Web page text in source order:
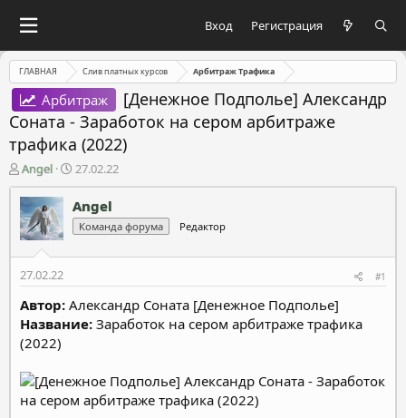
Вход Регистрация
ГЛАВНАЯ Слив платных курсов Арбитраж Трафика
Арбитраж
[Денежное Подполье] Александр
Соната - Заработок на сером арбитраже
трафика (2022)
А
в
т
о
р
м
ы
Angel
Д
а
т
а
н
а
а
27.02.22
Angel
Команда форума Редактор
27.02.22 #1
Автор: Александр Соната [Денежное Подполье]
Название: Заработок на сером арбитраже трафика
(2022)